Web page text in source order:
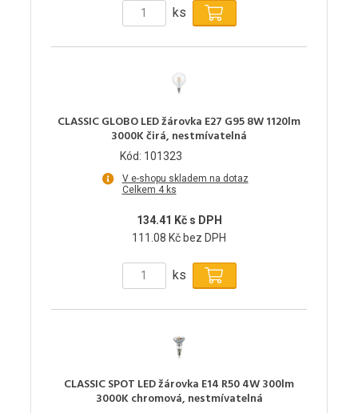
ks
CLASSIC GLOBO LED žárovka E27 G95 8W 1120lm
3000K čirá, nestmívatelná
Kód: 101323
V e-shopu skladem na dotaz
Celkem 4 ks
134.41 Kč s DPH
111.08 Kč bez DPH
ks
CLASSIC SPOT LED žárovka E14 R50 4W 300lm
3000K chromová, nestmívatelná